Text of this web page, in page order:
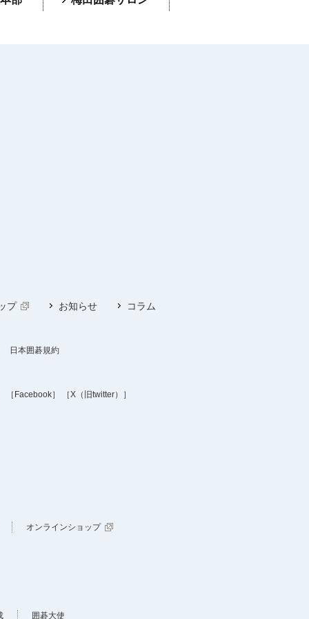
プ お知らせ コラム
日本囲碁規約
［Facebook］ ［X（旧twitter）］
オンラインショップ
囲碁大使